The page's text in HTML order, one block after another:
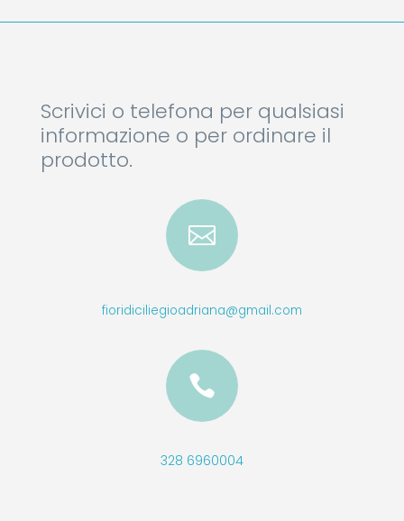
Scrivici o telefona per qualsiasi
informazione o per ordinare il
prodotto.

fioridiciliegioadriana@gmail.com

328 6960004